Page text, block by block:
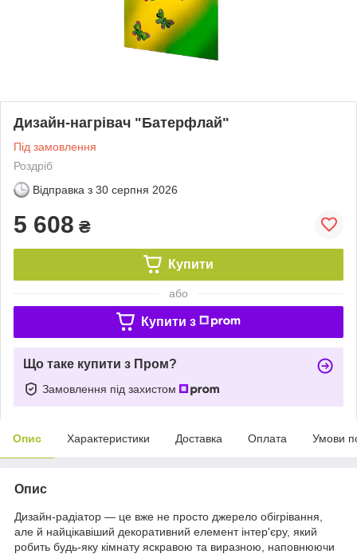
Дизайн-нагрівач "Батерфлай"
Під замовлення
Роздріб
Відправка з 30 серпня 2026
5 608 ₴
Купити
або
Купити з
Що таке купити з Пром?
Замовлення під захистом
Опис Характеристики Доставка Оплата Умови
Опис
Дизайн-радіатор — це вже не просто джерело обігрівання,
але й найцікавіший декоративний елемент інтер'єру, який
робить будь-яку кімнату яскравою та виразною, наповнюючи